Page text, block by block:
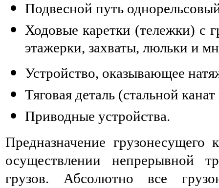
Подвесной путь
Ходовые каретки (тележки) с
этажерки, захваты, люльки и
Устройство, оказывающее
Тяговая деталь (стальной
Приводные устройства.
Предназначение грузонесущего
осуществлении непрерывной
грузов. Абсолютно все